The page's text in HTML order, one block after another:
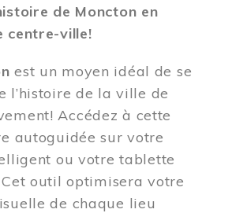
de Moncton en
centre-ville!
est un moyen idéal de se
l’histoire de la ville de
Accédez à cette
autoguidée sur votre
ou votre tablette
outil optimisera votre
de chaque lieu